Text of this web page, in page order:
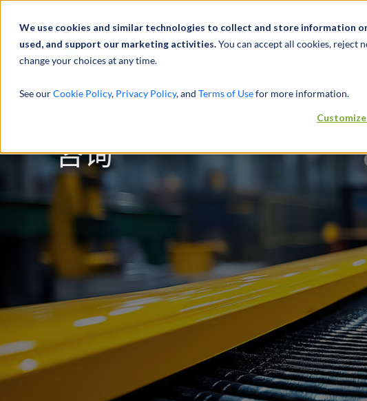
We use cookies and similar technologies to collect and store information
used, and support our marketing activities.You can accept all cookies, reject
change your choices at any time.
See ourCookie Policy, Privacy Policy, and Terms of Usefor more information.
就多元化工程材料制造
咨询